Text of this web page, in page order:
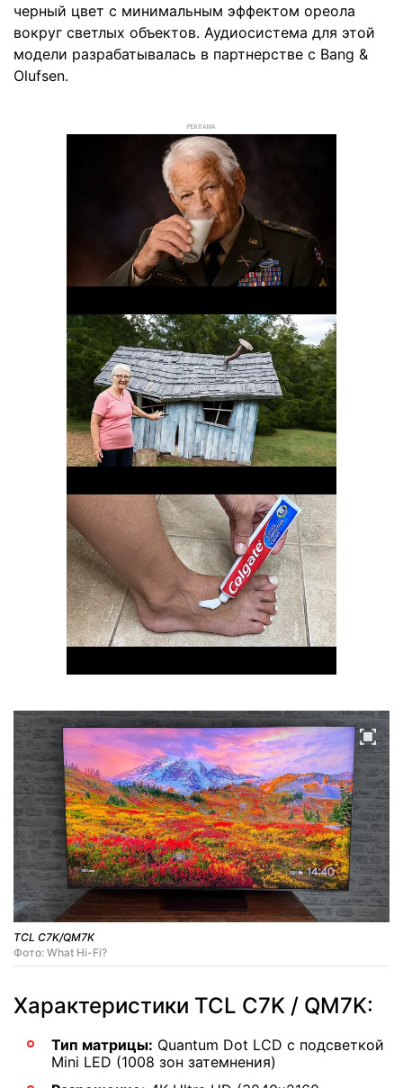
черный цвет с минимальным эффектом ореола
вокруг светлых объектов. Аудиосистема для этой
модели разрабатывалась в партнерстве с Bang &
Olufsen.
РЕКЛАМА
TCL C7K/QM7K
Фото: What Hi-Fi?
Характеристики TCL C7K / QM7K:
Тип матрицы: Quantum Dot LCD с подсветкой
Mini LED (1008 зон затемнения)